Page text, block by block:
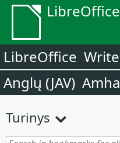
LibreOffice
Anglų (JAV)
Turinys